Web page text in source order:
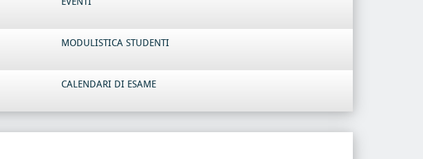
MODULISTICA STUDENTI
CALENDARI DI ESAME